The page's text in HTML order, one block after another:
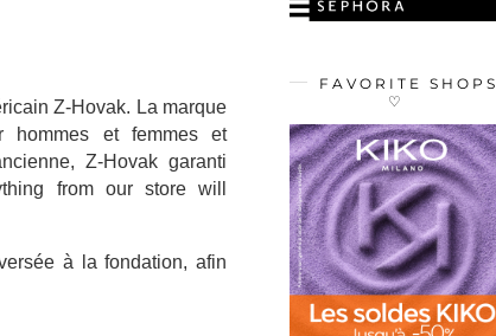
Z-Hovak. La marque
hommes et femmes et
Z-Hovak garanti
from our store will
à la fondation, afin
FAVORITE SHOPS
♡